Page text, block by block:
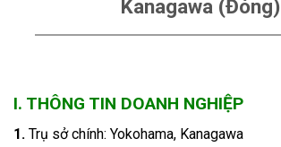
Kanagawa (Đóng)
I. THÔNG TIN DOANH NGHIỆP
1. Trụ sở chính: Yokohama, Kanagawa